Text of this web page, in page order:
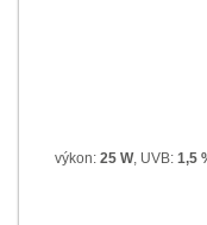
výkon: 25 W, UVB: 1,5